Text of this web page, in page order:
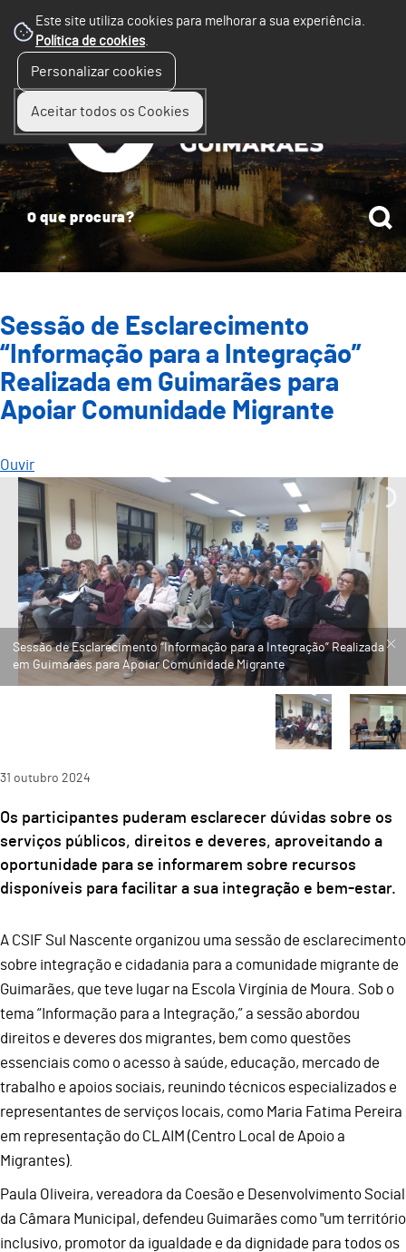
Este site utiliza cookies para melhorar a sua experiência.
Política de cookies.
Personalizar cookies
Aceitar todos os Cookies
Sessão de Esclarecimento
“Informação para a Integração”
Realizada em Guimarães para
Apoiar Comunidade Migrante
Ouvir
Sessão de Esclarecimento “Informação para a Integração” Realizada
em Guimarães para Apoiar Comunidade Migrante
31 outubro 2024
Os participantes puderam esclarecer dúvidas sobre os
serviços públicos, direitos e deveres, aproveitando a
oportunidade para se informarem sobre recursos
disponíveis para facilitar a sua integração e bem-estar.
A CSIF Sul Nascente organizou uma sessão de esclarecimento
sobre integração e cidadania para a comunidade migrante de
Guimarães, que teve lugar na Escola Virgínia de Moura. Sob o
tema “Informação para a Integração,” a sessão abordou
direitos e deveres dos migrantes, bem como questões
essenciais como o acesso à saúde, educação, mercado de
trabalho e apoios sociais, reunindo técnicos especializados e
representantes de serviços locais, como Maria Fatima Pereira
em representação do CLAIM (Centro Local de Apoio a
Migrantes).
Paula Oliveira, vereadora da Coesão e Desenvolvimento Social
da Câmara Municipal, defendeu Guimarães como "um território
inclusivo, promotor da igualdade e da dignidade para todos os